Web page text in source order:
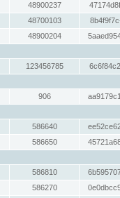
48900237
48700103
48900204
123456785
906
586640
586650
586810
586270